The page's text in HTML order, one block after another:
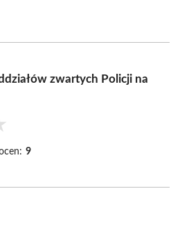
zwartych Policji na
9